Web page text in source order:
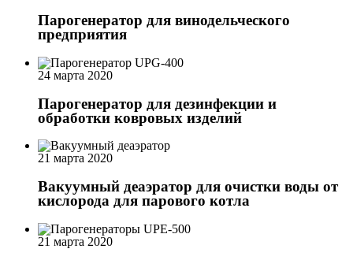
Парогенератор для винодельческого
предприятия
24 марта 2020
Парогенератор для дезинфекции и
обработки ковровых изделий
21 марта 2020
Вакуумный деаэратор для очистки воды от
кислорода для парового котла
21 марта 2020